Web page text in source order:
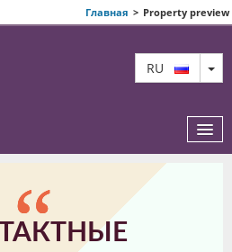
Главная > Property preview
RU
КВАРТИРЫ